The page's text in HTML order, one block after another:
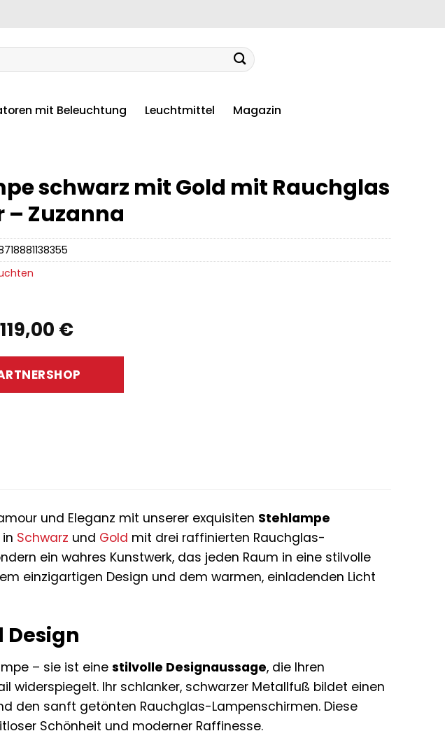
mit Beleuchtung Leuchtmittel Magazin
schwarz mit Gold mit Rauchglas
– Zuzanna
Ursprünglicher
Preis
war:
195,00 €
119,00 €Aktueller
ist:
119,00 €.
und Eleganz mit unserer exquisiten Stehlampe
in Schwarz und Gold mit drei raffinierten Rauchglas-
ein wahres Kunstwerk, das jeden Raum in eine stilvolle
einzigartigen Design und dem warmen, einladenden Licht
Design
– sie ist einestilvolle Designaussage, die Ihren
widerspiegelt. Ihr schlanker, schwarzer Metallfuß bildet einen
den sanft getönten Rauchglas-Lampenschirmen. Diese
Schönheit und moderner Raffinesse.